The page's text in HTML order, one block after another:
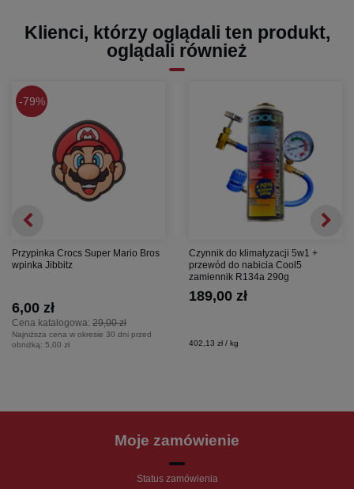
Klienci, którzy oglądali ten produkt,
oglądali również
79%
Przypinka Crocs Super Mario Bros
wpinka Jibbitz
Cena katalogowa: 29,00 zł
6,00 zł
Najniższa cena w okresie 30 dni przed
obniżką: 5,00 zł
Czynnik do klimatyzacji 5w1 +
przewód do nabicia Cool5
zamiennik R134a 290g
189,00 zł
402,13 zł / kg
Moje zamówienie
Status zamówienia